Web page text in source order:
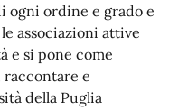
ogni ordine e grado e
associazioni attive
e si pone come
e
della Puglia